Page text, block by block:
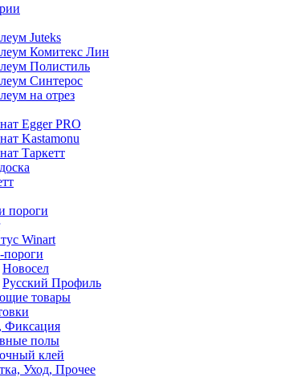
Juteks
Комитекс Лин
Полистиль
Синтерос
на отрез
Egger PRO
Kastamonu
Таркетт
пороги
Winart
Новосел
Русский Профиль
товары
Фиксация
полы
клей
Уход, Прочее